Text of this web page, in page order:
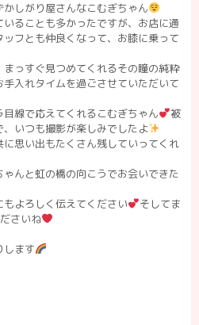
しがり屋さんなこむぎちゃん
ることも多かったですが、お店に通
フとも仲良くなって、お膝に乗って
っすぐ見つめてくれるその瞳の純粋
入れタイムを過ごさせていただいて
線で応えてくれるこむぎちゃん
被
いつも撮影が楽しみでしたよ
思い出もたくさん残していってくれ
んと虹の橋の向こうでお会いできた
よろしく伝えてください
そしてま
さいね
します